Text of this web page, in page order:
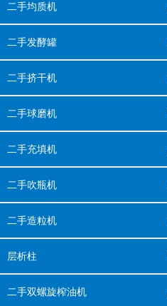
二手均质机
二手发酵罐
二手挤干机
二手球磨机
二手充填机
二手吹瓶机
二手造粒机
层析柱
二手双螺旋榨油机